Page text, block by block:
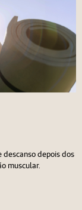
depois dos
muscular.